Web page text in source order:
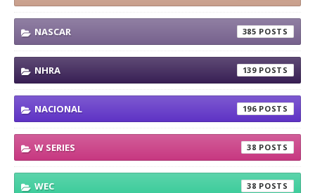
NASCAR 385
NHRA 139
NACIONAL 196
W SERIES 38
WEC 38